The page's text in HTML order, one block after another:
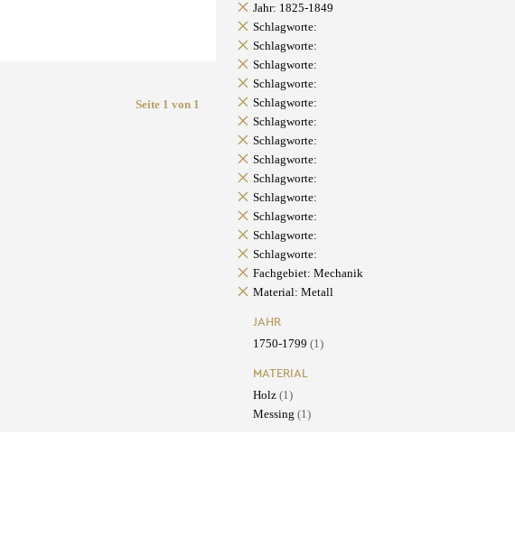
Seite 1 von 1
Jahr: 1825-1849
Schlagworte:
Schlagworte:
Schlagworte:
Schlagworte:
Schlagworte:
Schlagworte:
Schlagworte:
Schlagworte:
Schlagworte:
Schlagworte:
Schlagworte:
Schlagworte:
Schlagworte:
Fachgebiet: Mechanik
Material: Metall
JAHR
1750-1799 (1)
MATERIAL
Holz (1)
Messing (1)